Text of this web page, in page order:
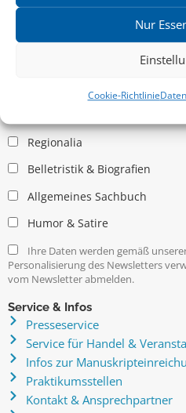
Nur
Cookie-Richtlinie
Kritische Theorie / Philosophie
Regionalia
Belletristik & Biografien
Allgemeines Sachbuch
Humor & Satire
Ihre Daten werden gemäß
Personalisierung des Newsletters
vom Newsletter abmelden.
Service & Infos
Presseservice
Service für Handel &
Infos zur
Praktikumsstellen
Kontakt & Ansprechpartner